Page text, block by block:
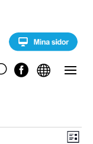


VE
L